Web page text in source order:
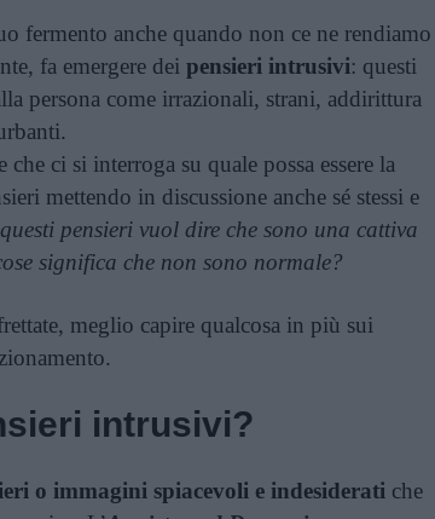
fermento anche quando non ce ne rendiamo
fa emergere dei pensieri intrusivi: questi
persona come irrazionali, strani, addirittura
ci si interroga su quale possa essere la
mettendo in discussione anche sé stessi e
pensieri vuol dire che sono una cattiva
significa che non sono normale?
meglio capire qualcosa in più sui
intrusivi?
o immagini spiacevoli e indesiderati che